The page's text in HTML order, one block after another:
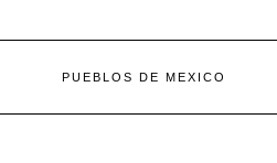
PUEBLOS DE MEXICO